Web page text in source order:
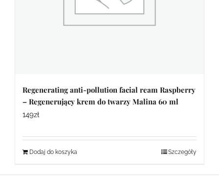
Regenerating anti-pollution facial ream Raspberry
– Regenerujący krem do twarzy Malina 60 ml
149zł
Dodaj do koszyka Szczegóły